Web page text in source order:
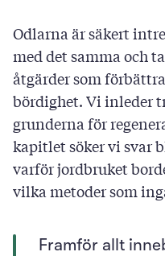
Odlarna är säkert
med det samma och
åtgärder som
bördighet. Vi inleder
grunderna för
kapitlet söker vi svar
varför jordbruket
vilka metoder som
Framför allt